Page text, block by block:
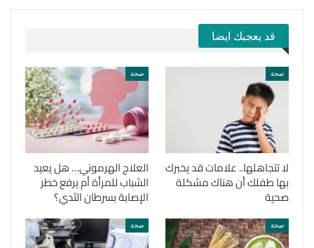
قد يعجبك ايضا
صحة
لا تتجاهلها.. علامات قد يخبرك
بها طفلك أن هناك مشكلة
صحية
صحة
العلاج الهرموني… هل يعيد
الشباب للمرأة أم يرفع خطر
الإصابة بسرطان الثدي؟
صحة صحة